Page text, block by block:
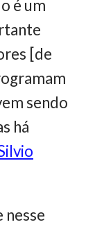
é um
[de
sendo
há